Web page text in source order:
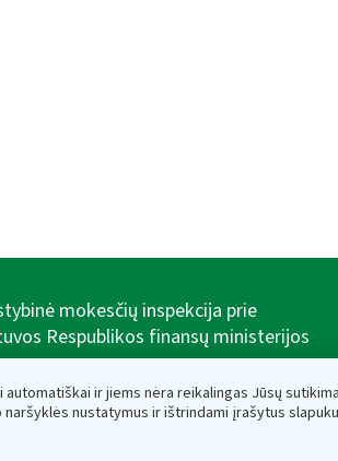
ir jiems nėra reikalingas Jūsų
nustatymus ir ištrindami įrašytus
mokesčių inspekcija prie
Respublikos finansų ministerijos
Vasario 16-osios g. 14, 01107 Vilnius, Lietuva,
vmi@vmi.lt, E. pristatymo dėžutės adresas